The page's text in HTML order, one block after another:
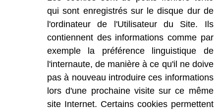
qui sont enregistrés sur le disque dur de
l'ordinateur
de l'Utilisateur du Site.
Ils
contiennent des informations comme par
exemple
la préférence linguistique
de
l'internaute, de manière à ce qu'il ne doive
pas à nouveau introduire ces informations
lors d'une prochaine visite sur ce même
site Internet. Certains cookies permettent